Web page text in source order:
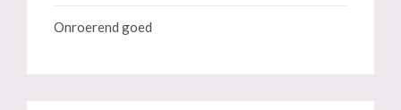
Onroerend goed